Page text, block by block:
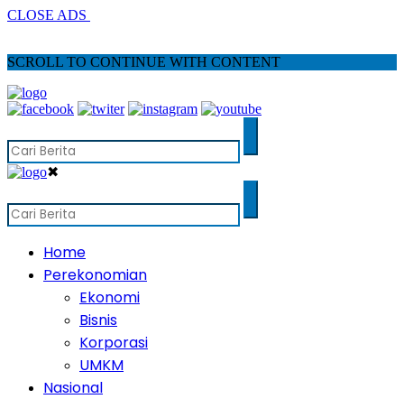
CLOSE ADS
SCROLL TO CONTINUE WITH CONTENT
✖
Home
Perekonomian
Ekonomi
Bisnis
Korporasi
UMKM
Nasional